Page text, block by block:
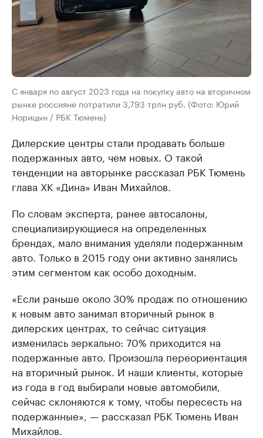
С января по август 2023 года на покупку авто на вторичном
рынке россияне потратили 3,793 трлн руб. (Фото: Юрий
Норицын / РБК Тюмень)
Дилерские центры стали продавать больше
подержанных авто, чем новых. О такой
тенденции на авторынке рассказал РБК Тюмень
глава ХК «Дина» Иван Михайлов.
По словам эксперта, ранее автосалоны,
специализирующиеся на определенных
брендах, мало внимания уделяли подержанным
авто. Только в 2015 году они активно занялись
этим сегментом как особо доходным.
«Если раньше около 30% продаж по отношению
к новым авто занимал вторичный рынок в
дилерских центрах, то сейчас ситуация
изменилась зеркально: 70% приходится на
подержанные авто. Произошла переориентация
на вторичный рынок. И наши клиенты, которые
из года в год выбирали новые автомобили,
сейчас склоняются к тому, чтобы пересесть на
подержанные», — рассказал РБК Тюмень Иван
Михайлов.